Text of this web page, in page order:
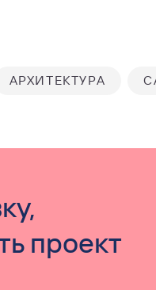
АРХИТЕКТУРА
проект